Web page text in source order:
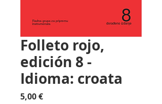
Folleto rojo,
edición 8 -
Idioma: croata
5,00 €Precio